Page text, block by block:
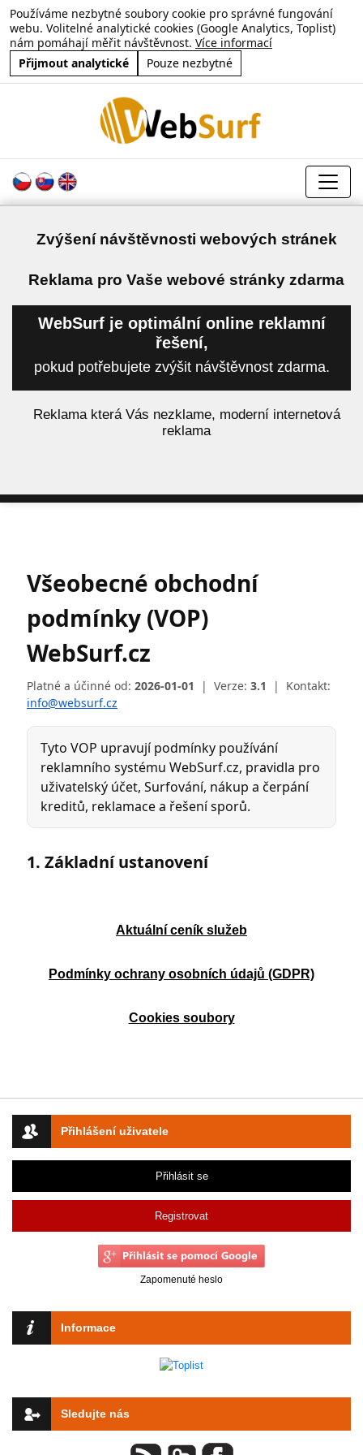
Používáme nezbytné soubory cookie pro správné fungování
webu. Volitelné analytické cookies (Google Analytics, Toplist)
nám pomáhají měřit návštěvnost. Více informací
Přijmout analytické
Pouze nezbytné
Zvýšení návštěvnosti webových stránek
Reklama pro Vaše webové stránky zdarma
WebSurf je optimální online reklamní
řešení,
pokud potřebujete zvýšit návštěvnost zdarma.
Reklama která Vás nezklame, moderní internetová
reklama
Přihlášení uživatele
Přihlásit se
Registrovat
Zapomenuté heslo
Informace
Sledujte nás
Aktuální ceník služeb
Podmínky ochrany osobních údajů (GDPR)
Cookies soubory